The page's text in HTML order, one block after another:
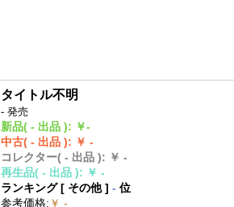
タイトル不明
- 発売
新品( - 出品 ): ￥-
中古( - 出品 ): ￥ -
コレクター( - 出品 ): ￥ -
再生品( - 出品 ): ￥ -
ランキング [ その他]- 位
参考価格: ￥ -